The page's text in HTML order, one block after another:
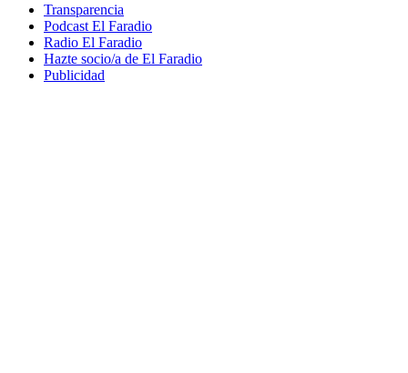
Transparencia
Podcast El Faradio
Radio El Faradio
Hazte socio/a de El Faradio
Publicidad